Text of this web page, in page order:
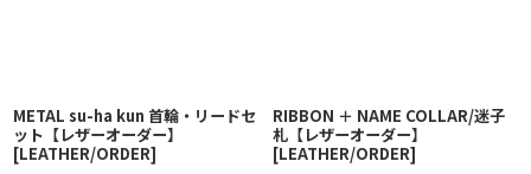
METAL su-ha kun 首輪・リードセ
ット【レザーオーダー】
[LEATHER/ORDER]
RIBBON ＋ NAME COLLAR/迷子
札【レザーオーダー】
[LEATHER/ORDER]